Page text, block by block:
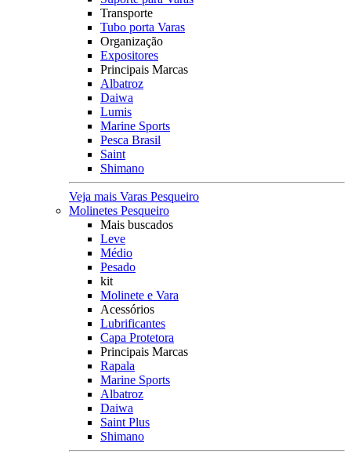
Transporte
Tubo porta Varas
Organização
Expositores
Principais Marcas
Albatroz
Daiwa
Lumis
Marine Sports
Pesca Brasil
Saint
Shimano
Veja mais Varas Pesqueiro
Molinetes Pesqueiro
Mais buscados
Leve
Médio
Pesado
kit
Molinete e Vara
Acessórios
Lubrificantes
Capa Protetora
Principais Marcas
Rapala
Marine Sports
Albatroz
Daiwa
Saint Plus
Shimano